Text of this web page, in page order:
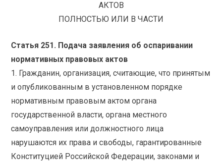
АКТОВ
ПОЛНОСТЬЮ ИЛИ В ЧАСТИ
Статья 251. Подача заявления об оспаривании
нормативных правовых актов
1. Гражданин, организация, считающие, что принятым
и опубликованным в установленном порядке
нормативным правовым актом органа
государственной власти, органа местного
самоуправления или должностного лица
нарушаются их права и свободы, гарантированные
Конституцией Российской Федерации, законами и